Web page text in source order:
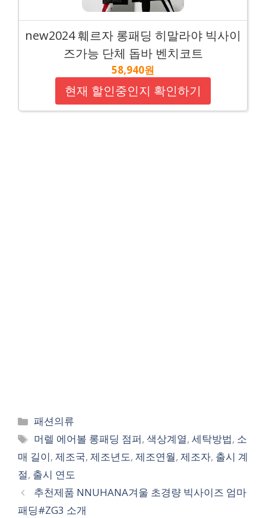
new2024 훼르자 롱패딩 히말라야 빅사이
즈가능 단체 돕바 벤치코트
58,940원
현재 할인중인지 확인하기
Categories
패션의류
Tags
머렐 에어볼 롱패딩 점퍼,색상계열,세탁방법, 소
매 길이, 제조국, 제조년도, 제조연월, 제조자, 출시 계
절, 출시 연도
추천제품 NNUHANA겨울 초경량 빅사이즈 엄마
패딩#ZG3 소개